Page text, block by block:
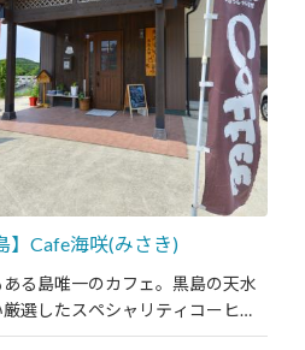
】Cafe海咲(みさき)
る島唯一のカフェ。黒島の天水
選したスペシャリティコーヒー
。